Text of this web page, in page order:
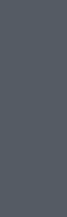
anden